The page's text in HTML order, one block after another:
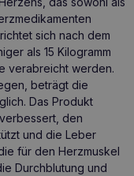
sich nach dem
als 15 Kilogramm
verabreicht werden.
beträgt die
Das Produkt
den
und die Leber
für den Herzmuskel
Durchblutung und